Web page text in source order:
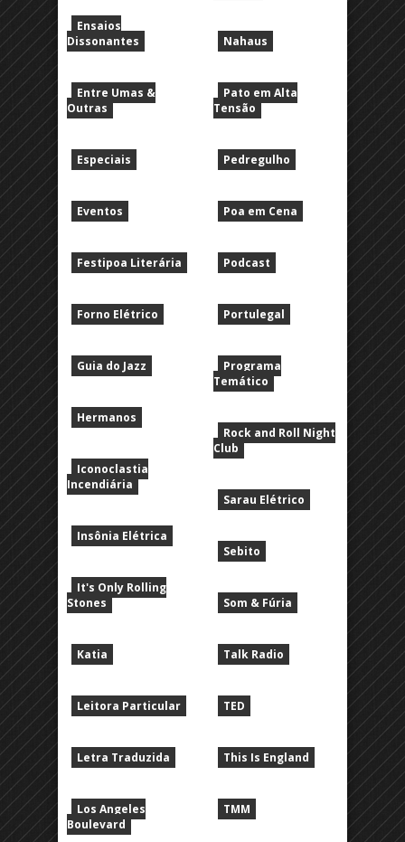
Ensaios
Dissonantes
Entre Umas &
Outras
Especiais
Eventos
Festipoa Literária
Forno Elétrico
Guia do Jazz
Hermanos
Iconoclastia
Incendiária
Insônia Elétrica
It's Only Rolling
Stones
Katia
Leitora Particular
Letra Traduzida
Los Angeles
Boulevard
Nahaus
Pato em Alta
Tensão
Pedregulho
Poa em Cena
Podcast
Portulegal
Programa
Temático
Rock and Roll Night
Club
Sarau Elétrico
Sebito
Som & Fúria
Talk Radio
TED
This Is England
TMM